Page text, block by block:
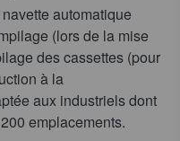
automatique
(lors de la mise
des cassettes (pour
à la
aux industriels dont
emplacements.